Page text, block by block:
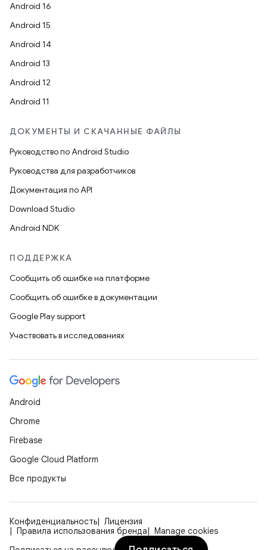
Android 16
Android 15
Android 14
Android 13
Android 12
Android 11
ДОКУМЕНТЫ И СКАЧАННЫЕ ФАЙЛЫ
Руководство по Android Studio
Руководства для разработчиков
Документация по API
Download Studio
Android NDK
ПОДДЕРЖКА
Сообщить об ошибке на платформе
Сообщить об ошибке в документации
Google Play support
Участвовать в исследованиях
Android
Chrome
Firebase
Google Cloud Platform
Все продукты
Конфиденциальность
Лицензия
Правила использования бренда
Manage cookies